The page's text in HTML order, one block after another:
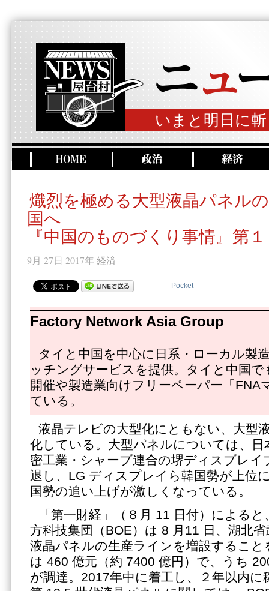
いまと明日に
熾烈を極める大型液晶パネル
国へ
『中国のものづくり事情』第
9月 27日 2017年 経済
Pocket
Factory Network Asia Group
タイと中国を中心に日系・ローカル製
ッチングサービスを提供。タイと中国
開催や製造業向けフリーペーパー「FNA
ている。
液晶テレビの大型化にともない、大型
化している。大型パネルについては、日
密工業・シャープ連合の堺ディスプレイ
退し、LG ディスプレイら韓国勢が上位
国勢の追い上げが激しくなっている。
「第一財経」（８月 11 日付）による
方科技集団（BOE）は 8 月11 日、湖北
液晶パネルの生産ラインを増設すること
は 460 億元（約 7400 億円）で、うち
が調達。2017年中に着工し、２年以内に